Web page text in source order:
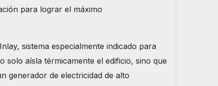
para lograr el máximo
sistema especialmente indicado para
solo aísla térmicamente el edificio, sino que
generador de electricidad de alto